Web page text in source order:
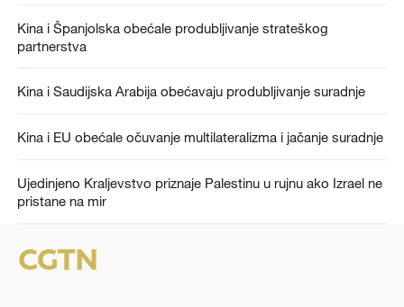
Kina i Španjolska obećale produbljivanje strateškog
partnerstva
Kina i Saudijska Arabija obećavaju produbljivanje suradnje
Kina i EU obećale očuvanje multilateralizma i jačanje suradnje
Ujedinjeno Kraljevstvo priznaje Palestinu u rujnu ako Izrael ne
pristane na mir